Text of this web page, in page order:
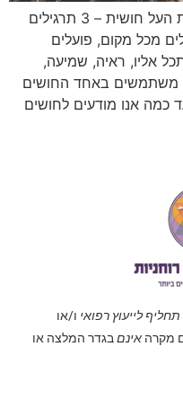
איך לפתח את החוש השישי והיכולות העל חושית – 3 תרגילים
מכל מקום, פועלים
אליו, ראיה, שמיעה,
משתמשים באחד החושים
כמה אנו מודעים לחושים
לייעוץ רפואי ו/או
מקרה אינםבגדר המלצה או